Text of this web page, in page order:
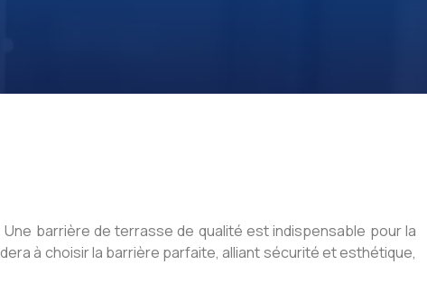
barrière de terrasse de qualité est indispensable pour la
à choisir la barrière parfaite, alliant sécurité et esthétique,